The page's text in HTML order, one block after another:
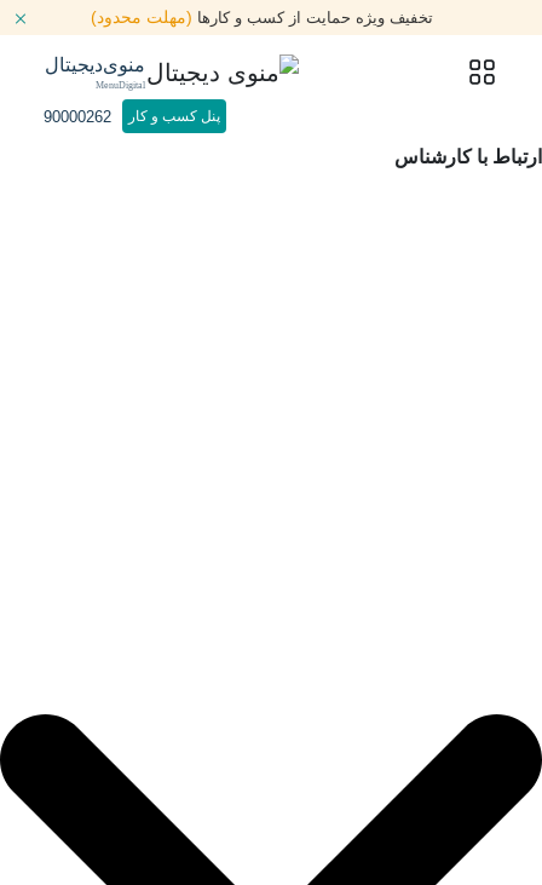
تخفیف ویژه حمایت از کسب و کارها (مهلت محدود)
منوی‌دیجیتال
MenuDigital
پنل کسب و کار 90000262
ارتباط با کارشناس